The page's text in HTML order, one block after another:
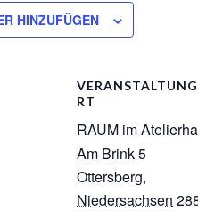
HINZUFÜGEN
RT
RAUM im
Am Brink 5
Ottersberg,
Niedersachsen